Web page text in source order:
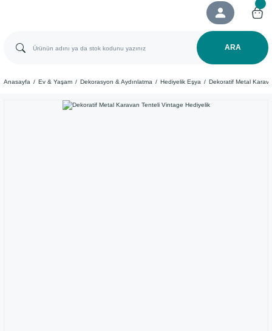
ARA
Anasayfa Ev & Yaşam Dekorasyon & Aydınlatma Hediyelik Eşya Dekoratif Metal